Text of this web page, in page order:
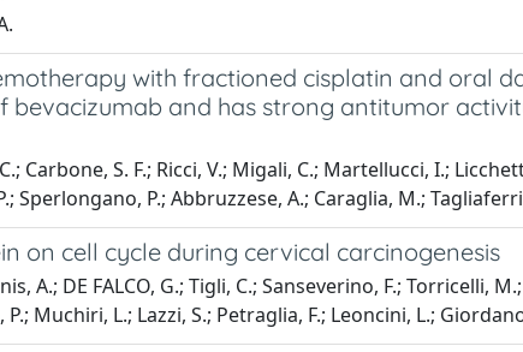
with fractioned cisplatin and oral
bevacizumab and has strong antitumor
Carbone, S. F.; Ricci, V.; Migali, C.; Martellucci, I.;
Sperlongano, P.; Abbruzzese, A.; Caraglia, M.;
on cell cycle during cervical carcinogenesis
A.; DE FALCO, G.; Tigli, C.; Sanseverino, F.; Torricelli,
Muchiri, L.; Lazzi, S.; Petraglia, F.; Leoncini, L.;